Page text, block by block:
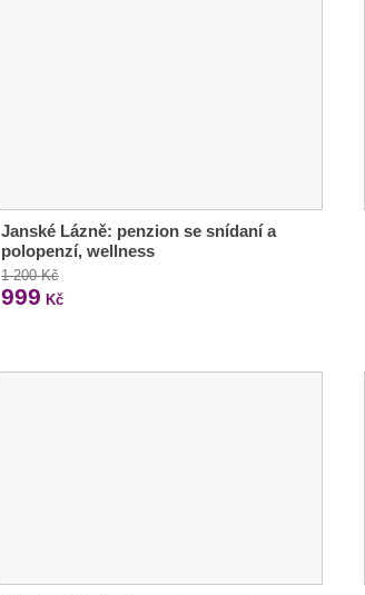
Janské Lázně: penzion se snídaní a
polopenzí, wellness
1 200 Kč
999 Kč